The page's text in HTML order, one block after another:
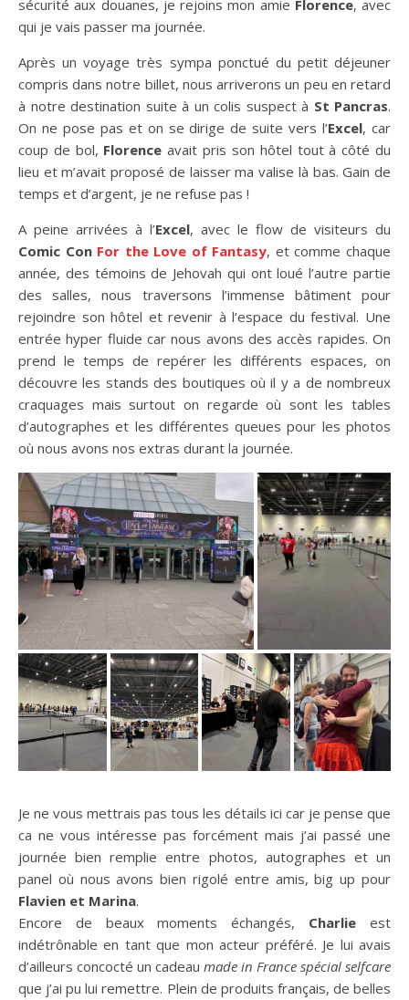
sécurité aux douanes, je rejoins mon amie Florence, avec
qui je vais passer ma journée.
Après un voyage très sympa ponctué du petit déjeuner
compris dans notre billet, nous arriverons un peu en retard
à notre destination suite à un colis suspect à St Pancras.
On ne pose pas et on se dirige de suite vers l’Excel, car
coup de bol, Florence avait pris son hôtel tout à côté du
lieu et m’avait proposé de laisser ma valise là bas. Gain de
temps et d’argent, je ne refuse pas !
A peine arrivées à l’Excel, avec le flow de visiteurs du
Comic Con For the Love of Fantasy, et comme chaque
année, des témoins de Jehovah qui ont loué l’autre partie
des salles, nous traversons l’immense bâtiment pour
rejoindre son hôtel et revenir à l’espace du festival. Une
entrée hyper fluide car nous avons des accès rapides. On
prend le temps de repérer les différents espaces, on
découvre les stands des boutiques où il y a de nombreux
craquages mais surtout on regarde où sont les tables
d’autographes et les différentes queues pour les photos
où nous avons nos extras durant la journée.
Je ne vous mettrais pas tous les détails ici car je pense que
ca ne vous intéresse pas forcément mais j’ai passé une
journée bien remplie entre photos, autographes et un
panel où nous avons bien rigolé entre amis, big up pour
Flavien et Marina.
Encore de beaux moments échangés, Charlie est
indétrônable en tant que mon acteur préféré. Je lui avais
d’ailleurs concocté un cadeau made in France spécial selfcare
que j’ai pu lui remettre. Plein de produits français, de belles